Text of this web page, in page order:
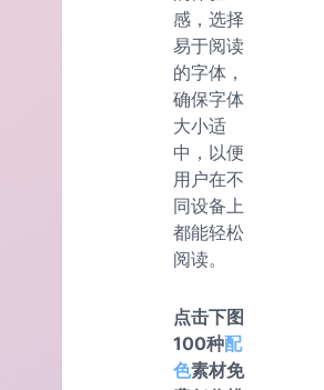
感，选择
易于阅读
的字体，
确保字体
大小适
中，以便
用户在不
同设备上
都能轻松
阅读。
点击下图
100种配
色素材免